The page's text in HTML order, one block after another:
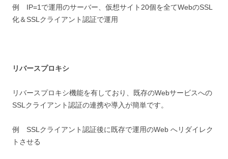
例 IP=1で運用のサーバー、仮想サイト20個を全てWebのSSL
化＆SSLクライアント認証で運用
リバースプロキシ
リバースプロキシ機能を有しており、既存のWebサービスへの
SSLクライアント認証の連携や導入が簡単です。
例 SSLクライアント認証後に既存で運用のWeb へリダイレク
トさせる